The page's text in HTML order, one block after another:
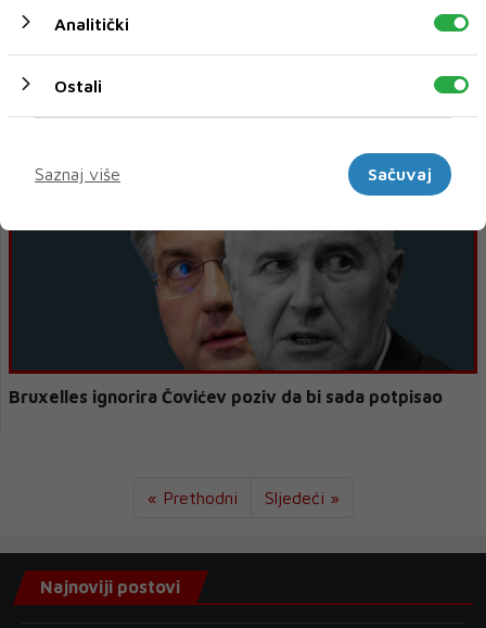
Izbori o kojima će odlučiti Bošnjaci
Bruxelles ignorira Čovićev poziv da bi sada potpisao
« Prethodni Sljedeći »
Analitički
Ostali
Saznaj više
Sačuvaj
Najnoviji postovi